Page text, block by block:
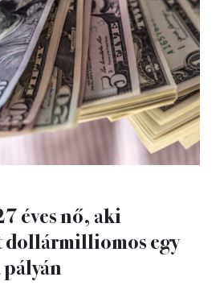
éves nő, aki
egy